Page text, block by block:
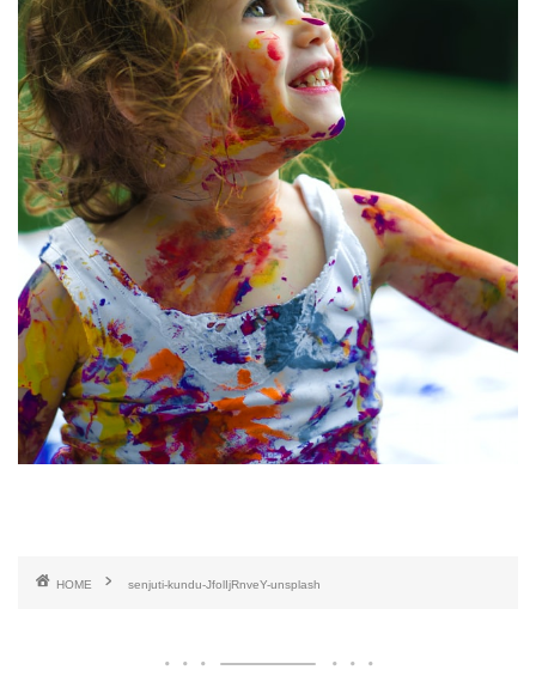
HOME senjuti-kundu-JfolIjRnveY-unsplash